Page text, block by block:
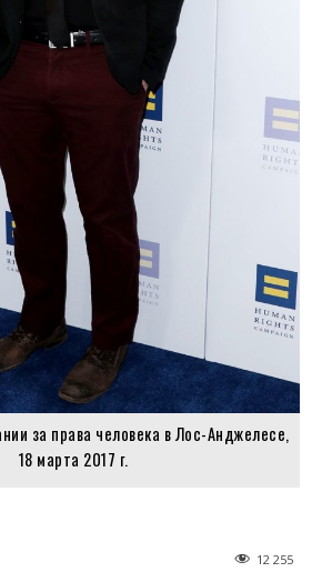
за права человека в Лос-Анджелесе,
18 марта 2017 г.
12 255